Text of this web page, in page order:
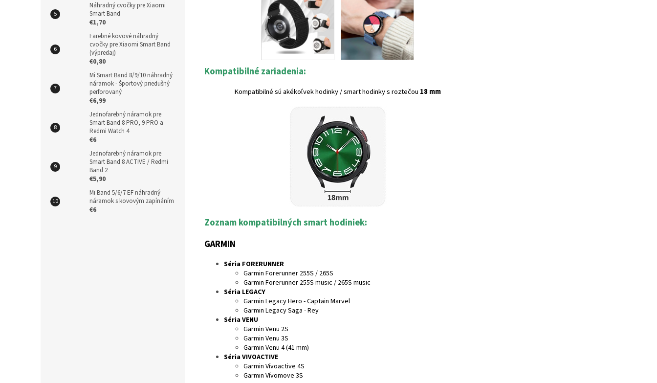
Náhradný cvočky pre Xiaomi
Smart Band
€1,70
Farebné kovové náhradný
cvočky pre Xiaomi Smart Band
(výpredaj)
€0,80
Mi Smart Band 8/9/10 náhradný
náramok - Športový priedušný
perforovaný
€6,99
Jednofarebný náramok pre
Smart Band 8 PRO, 9 PRO a
Redmi Watch 4
€6
Jednofarebný náramok pre
Smart Band 8 ACTIVE / Redmi
Band 2
€5,90
Mi Band 5/6/7 EF náhradný
náramok s kovovým zapínáním
€6
Kompatibilné zariadenia:
Kompatibilné sú akékoľvek hodinky / smart hodinky s roztečou 18 mm
Zoznam kompatibilných smart hodiniek:
GARMIN
Séria FORERUNNER
Garmin Forerunner 255S / 265S
Garmin Forerunner 255S music / 265S music
Séria LEGACY
Garmin Legacy Hero - Captain Marvel
Garmin Legacy Saga - Rey
Séria VENU
Garmin Venu 2S
Garmin Venu 3S
Garmin Venu 4 (41 mm)
Séria VIVOACTIVE
Garmin Vívoactive 4S
Garmin Vívomove 3S